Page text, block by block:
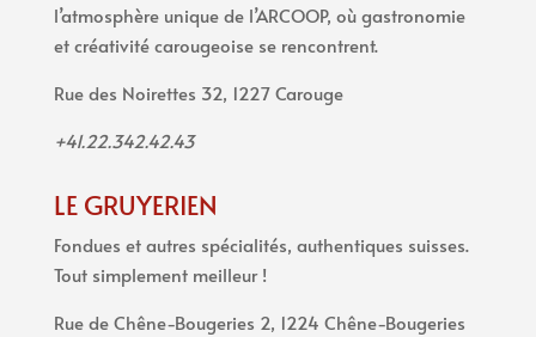
l’atmosphère unique de l’ARCOOP, où gastronomie
et créativité carougeoise se rencontrent.
Rue des Noirettes 32, 1227 Carouge
+41.22.342.42.43
LE GRUYERIEN
Fondues et autres spécialités, authentiques suisses.
Tout simplement meilleur !
Rue de Chêne-Bougeries 2, 1224 Chêne-Bougeries